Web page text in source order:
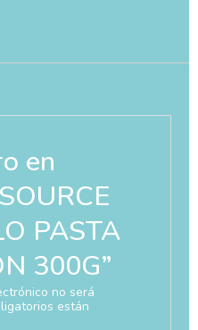
en
PASTA
300G”
no será
están